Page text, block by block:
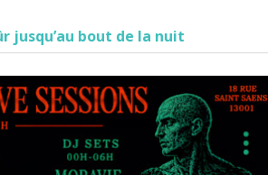
jusqu’au bout de la nuit